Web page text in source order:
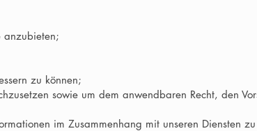
anzubieten;
zu können;
sowie um dem anwendbaren Recht, den
im Zusammenhang mit unseren Diensten